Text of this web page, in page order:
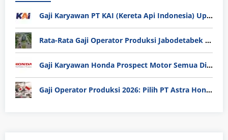
Gaji Karyawan PT KAI (Kereta Api Indonesia) Update 2025
Rata-Rata Gaji Operator Produksi Jabodetabek 2025: Bedah Tuntas UMK, Lemburan, dan Realita Hidup Buruh
Gaji Karyawan Honda Prospect Motor Semua Divisi
Gaji Operator Produksi 2026: Pilih PT Astra Honda Motor (AHM) atau Manufaktur di Jepang?